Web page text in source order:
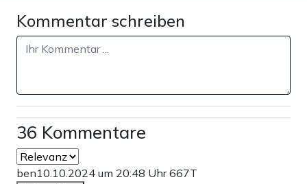
Kommentar schreiben
36 Kommentare
ben10.10.2024 um 20:48 Uhr667T